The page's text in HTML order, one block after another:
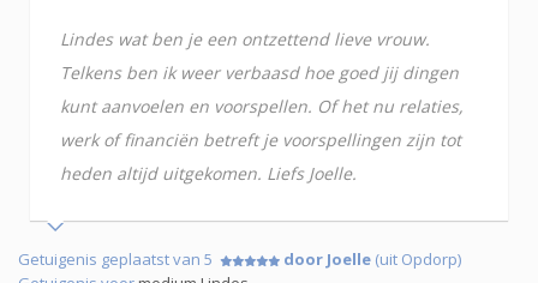
Lindes wat ben je een ontzettend lieve vrouw.
Telkens ben ik weer verbaasd hoe goed jij dingen
kunt aanvoelen en voorspellen. Of het nu relaties,
werk of financiën betreft je voorspellingen zijn tot
heden altijd uitgekomen. Liefs Joelle.
Getuigenis geplaatst van 5 door Joelle (uit Opdorp)